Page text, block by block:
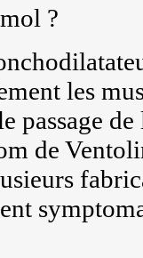
?
les
passage
de